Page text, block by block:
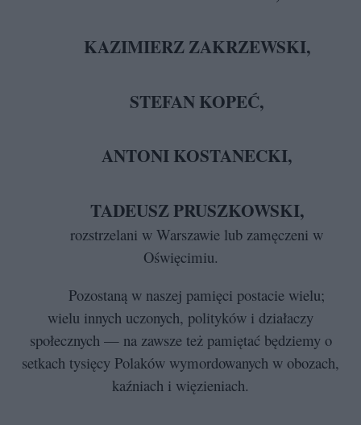
KAZIMIERZ ZAKRZEWSKI,
STEFAN KOPEĆ,
ANTONI KOSTANECKI,
TADEUSZ PRUSZKOWSKI,
rozstrzelani w Warszawie lub zamęczeni w
Oświęcimiu.
Pozostaną w naszej pamięci postacie wielu;
wielu innych uczonych, polityków i działaczy
społecznych — na zawsze też pamiętać będziemy o
setkach tysięcy Polaków wymordowanych w obozach,
kaźniach i więzieniach.